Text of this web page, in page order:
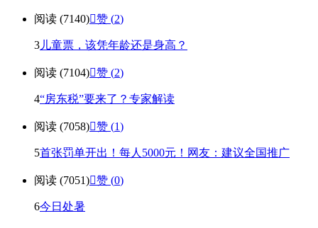
阅读 (7140)赞 (2)
3 儿童票，该凭年龄还是身高？
阅读 (7104)赞 (2)
4“房东税”要来了？专家解读
阅读 (7058)赞 (1)
5首张罚单开出！每人5000元！网友：建议全国推广
阅读 (7051)赞 (0)
6今日处暑